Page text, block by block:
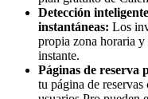
Detección
instantáneas: Los
propia zona horaria y
instante.
Páginas de reserva
tu página de